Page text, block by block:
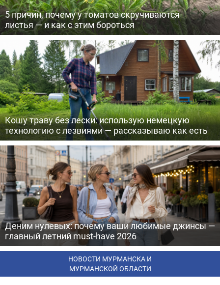
5 причин, почему у томатов скручиваются
листья — и как с этим бороться
Кошу траву без лески: использую немецкую
технологию с лезвиями — рассказываю как есть
Деним нулевых: почему ваши любимые джинсы —
главный летний must-have 2026
НОВОСТИ МУРМАНСКА И
МУРМАНСКОЙ ОБЛАСТИ